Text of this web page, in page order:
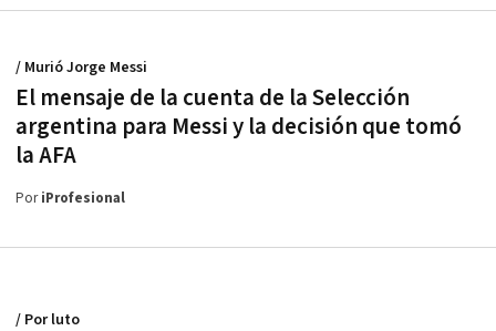
El mensaje de la cuenta de la Selección
argentina para Messi y la decisión que tomó
la AFA
/ Murió Jorge Messi
PoriProfesional
/ Por luto